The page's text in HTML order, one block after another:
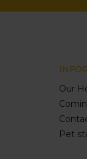
Our
Pet